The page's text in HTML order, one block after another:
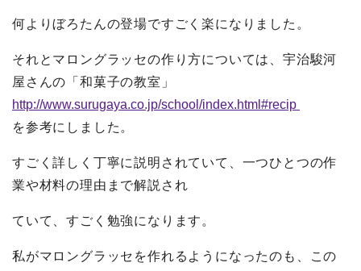
何よりぼろたんの登場ですごく楽になりました。
それとマロングラッセの作り方については、宇治駿河
屋さんの「和菓子の教室」
http://www.surugaya.co.jp/school/index.html#recip
を参考にしました。
すごく詳しく丁寧に説明されていて、一つひとつの作
業や材料の理由まで解説され
ていて、すごく勉強になります。
私がマロングラッセを作れるようになったのも、この